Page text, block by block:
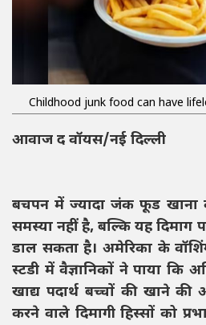
Childhood junk food can have
आवाज द वॉयस/नई दिल्ली
बचपन में ज्यादा जंक फूड खाना
समस्या नहीं है, बल्कि यह
डाल सकता है। अमेरिका के
स्टडी में वैज्ञानिकों ने पाया कि
खाद्य पदार्थ बच्चों की खाने
करने वाले दिमागी हिस्सों को